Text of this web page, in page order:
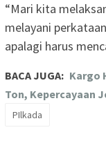
“Mari kita
melayani
apalagi harus
BACA JUGA: Kargo
Ton, Kepercayaan
PIlkada